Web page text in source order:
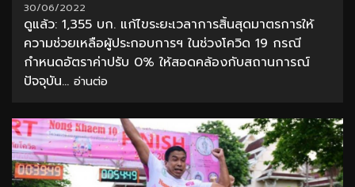
30/06/2022
ดูแล้ว: 1,355 บก. แก้ไขระยะเวลาการสิ้นสุดมาตรการให้
ความช่วยเหลือผู้ประกอบการฯ ในช่วงโควิด 19 กรณี
กำหนดอัตราค่าปรับ 0% ให้สอดคล้องกับสถานการณ์
ปัจจุบัน... อ่านต่อ